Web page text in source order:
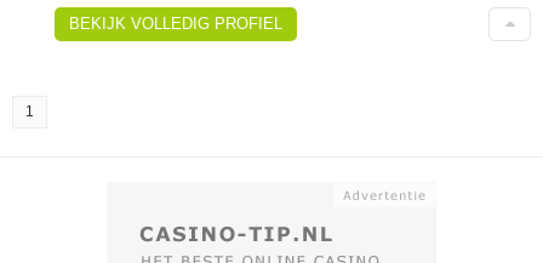
BEKIJK VOLLEDIG PROFIEL
1